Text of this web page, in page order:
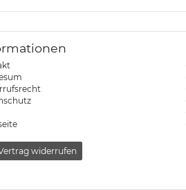
widerrufen